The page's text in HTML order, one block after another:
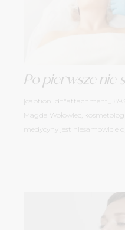
Po pierwsze nie
[caption
Magda Wołowiec,
medycyny jest niesamowicie